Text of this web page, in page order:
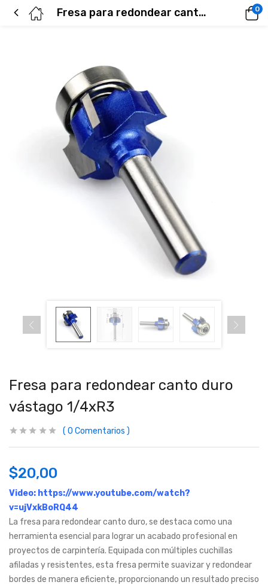
Fresa para redondear canto duro vástago 1/4xR3 0
Fresa para redondear canto duro
vástago 1/4xR3
0 Comentarios
$20,00
Video: https://www.youtube.com/watch?
v=ujVxkBoRQ44
La fresa para redondear canto duro, se destaca como una
herramienta esencial para lograr un acabado profesional en
proyectos de carpintería. Equipada con múltiples cuchillas
afiladas y resistentes, esta fresa permite suavizar y redondear
bordes de manera eficiente, proporcionando un resultado preciso